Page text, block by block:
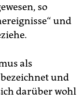
so
und
als
bezeichnet und
darüber wohl